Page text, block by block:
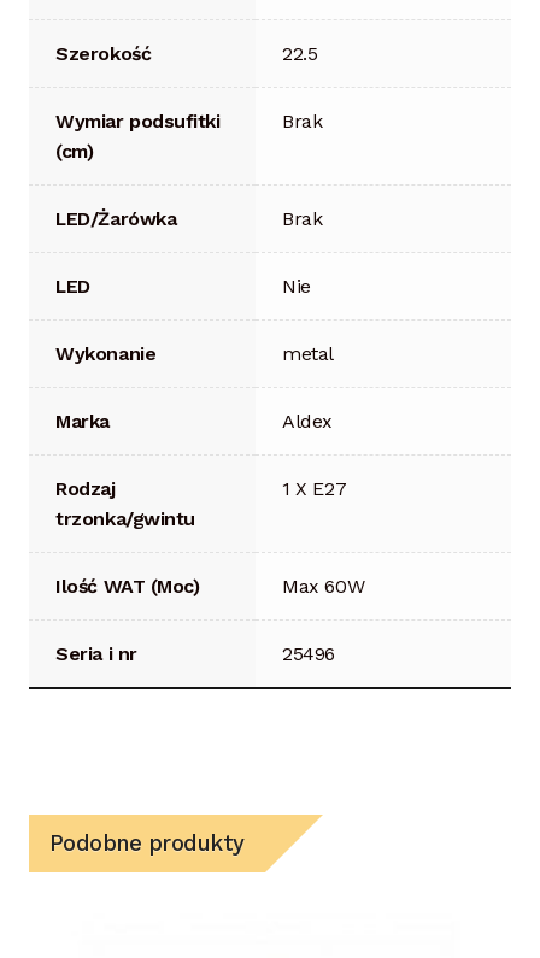
Szerokość 22.5
Wymiar podsufitki
(cm)
Brak
LED/Żarówka Brak
LED Nie
Wykonanie metal
Marka Aldex
Rodzaj
trzonka/gwintu
1 X E27
Ilość WAT (Moc) Max 60W
Seria i nr 25496
Podobne produkty